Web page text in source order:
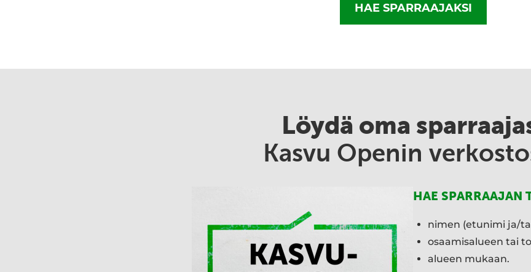
HAE SPARRAAJAKSI
Löydä oma
Kasvu Openin
HAE SPARRAAJAN
nimen (etunimi ja/
osaamisalueen tai
alueen mukaan.